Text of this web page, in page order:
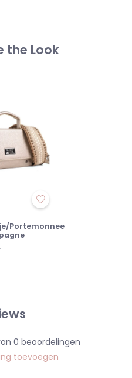
the Look
Portemonnee
0 beoordelingen
toevoegen